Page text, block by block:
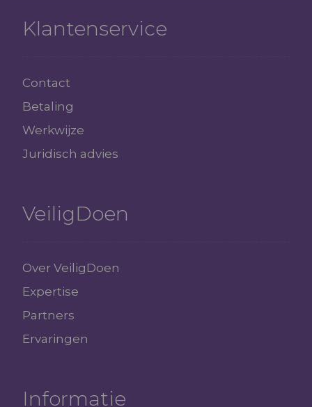
Klantenservice
Contact
Betaling
Werkwijze
Juridisch advies
VeiligDoen
Over VeiligDoen
Expertise
Partners
Ervaringen
Informatie